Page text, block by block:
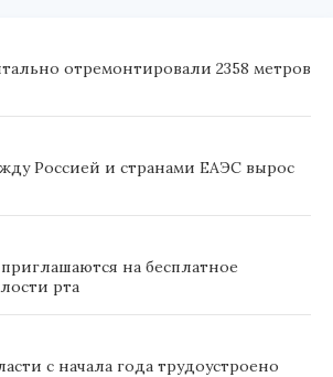
отремонтировали 2358 метров
Россией и странами ЕАЭС вырос
на бесплатное
рта
с начала года трудоустроено